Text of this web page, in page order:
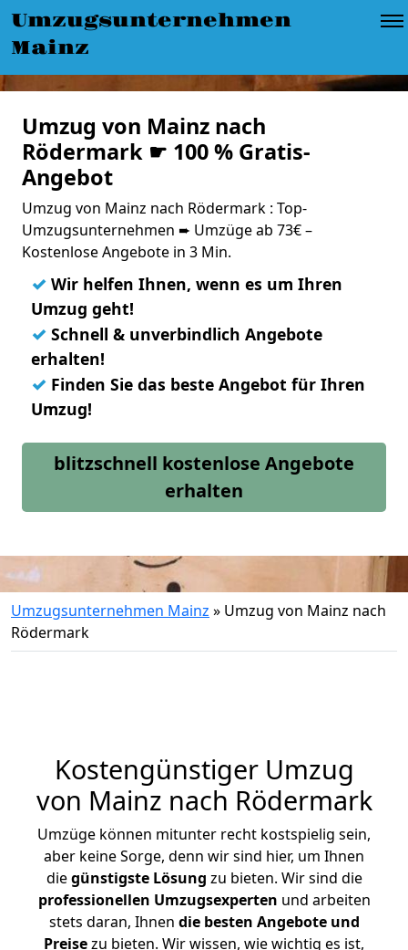
Umzugsunternehmen
Mainz
Umzug von Mainz nach
Rödermark ☛ 100 % Gratis-
Angebot
Umzug von Mainz nach Rödermark : Top-
Umzugsunternehmen ➨ Umzüge ab 73€ –
Kostenlose Angebote in 3 Min.
✓ Wir helfen Ihnen, wenn es um Ihren
Umzug geht!
✓ Schnell & unverbindlich Angebote
erhalten!
✓ Finden Sie das beste Angebot für Ihren
Umzug!
blitzschnell kostenlose Angebote
erhalten
Umzugsunternehmen Mainz » Umzug von Mainz nach
Rödermark
Kostengünstiger Umzug
von Mainz nach Rödermark
Umzüge können mitunter recht kostspielig sein,
aber keine Sorge, denn wir sind hier, um Ihnen
diegünstigste Lösung zu bieten. Wir sind die
professionellen Umzugsexperten und arbeiten
stets daran, Ihnen die besten Angebote und
Preisezu bieten. Wir wissen, wie wichtig es ist,